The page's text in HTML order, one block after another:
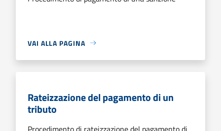
VAI ALLA PAGINA
Rateizzazione del pagamento di un
tributo